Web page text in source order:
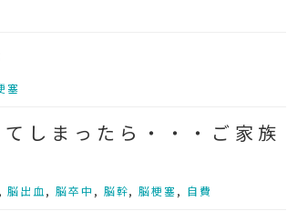
塞
しまったら・・・ご家族
,脳出血 , 脳卒中 , 脳幹,脳梗塞, 自費